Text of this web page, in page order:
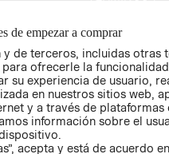
AVISO DE
PRIVACIDAD
GIFT CARD
AVISO DE
COOKIES
de empezar a comprar
de terceros, incluidas otras
ofrecerle la
su experiencia de usuario,
en nuestros sitios web,
y a través de plataformas
información sobre el
acepta y está de acuerdo